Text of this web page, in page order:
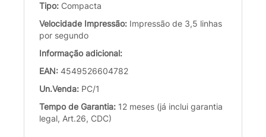
Tipo: Compacta
Velocidade Impressão: Impressão de 3,5 linhas
por segundo
Informação adicional:
EAN: 4549526604782
Un.Venda: PC/1
Tempo de Garantia: 12 meses (já inclui garantia
legal, Art.26, CDC)